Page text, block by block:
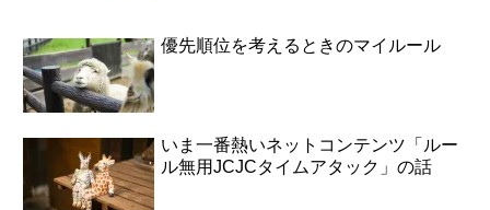
優先順位を考えるときのマイルール
いま一番熱いネットコンテンツ「ルー
ル無用JCJCタイムアタック」の話